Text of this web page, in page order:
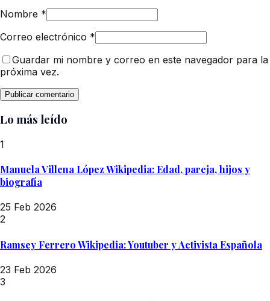
Nombre *
Correo electrónico *
Guardar mi nombre y correo en este navegador para la
próxima vez.
Lo más leído
1
Manuela Villena López Wikipedia: Edad, pareja, hijos y
biografía
25 Feb 2026
2
Ramsey Ferrero Wikipedia: Youtuber y Activista Española
23 Feb 2026
3